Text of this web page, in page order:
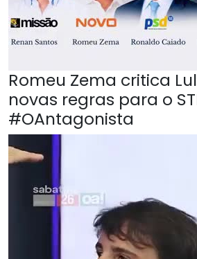
Romeu Zema critica
novas regras para o
#OAntagonista